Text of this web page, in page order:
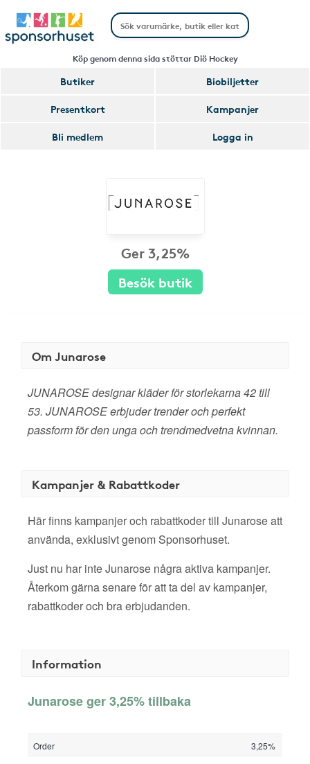
Köp genom denna sida stöttar Diö Hockey
Butiker
Biobiljetter
Presentkort
Kampanjer
Bli medlem
Logga in
Ger 3,25%
Besök butik
Om Junarose
JUNAROSE designar kläder för storlekarna 42 till
53. JUNAROSE erbjuder trender och perfekt
passform för den unga och trendmedvetna kvinnan.
Kampanjer & Rabattkoder
Här finns kampanjer och rabattkoder till Junarose att
använda, exklusivt genom Sponsorhuset.
Just nu har inte Junarose några aktiva kampanjer.
Återkom gärna senare för att ta del av kampanjer,
rabattkoder och bra erbjudanden.
Information
Junarose ger 3,25% tillbaka
Order 3,25%